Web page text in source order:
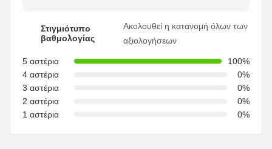
Στιγμιότυπο
βαθμολογίας
Ακολουθεί η κατανομή όλων των
αξιολογήσεων
5 αστέρια
100%
4 αστέρια
0%
3 αστέρια
0%
2 αστέρια
0%
1 αστέρια
0%